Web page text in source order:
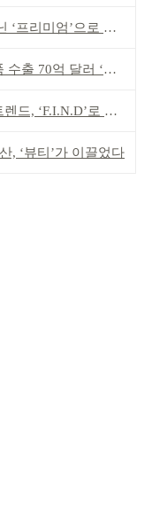
미엄’으로 승부걸어야
억 달러 ‘역대 최고’
‘F.I.N.D’로 읽는다
, ‘뷰티’가 이끌었다